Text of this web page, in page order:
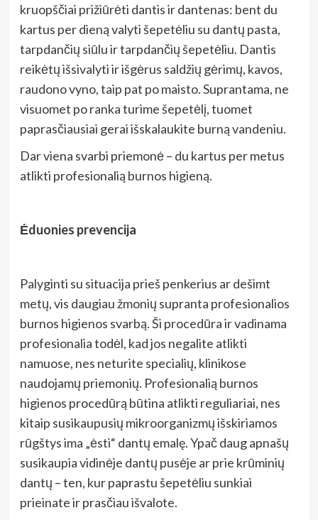
kruopščiai prižiūrėti dantis ir dantenas: bent du
kartus per dieną valyti šepetėliu su dantų pasta,
tarpdančių siūlu ir tarpdančių šepetėliu. Dantis
reikėtų išsivalyti ir išgėrus saldžių gėrimų, kavos,
raudono vyno, taip pat po maisto. Suprantama, ne
visuomet po ranka turime šepetėlį, tuomet
paprasčiausiai gerai išskalaukite burną vandeniu.
Dar viena svarbi priemonė – du kartus per metus
atlikti profesionalią burnos higieną.
Ėduonies prevencija
Palyginti su situacija prieš penkerius ar dešimt
metų, vis daugiau žmonių supranta profesionalios
burnos higienos svarbą. Ši procedūra ir vadinama
profesionalia todėl, kad jos negalite atlikti
namuose, nes neturite specialių, klinikose
naudojamų priemonių. Profesionalią burnos
higienos procedūrą būtina atlikti reguliariai, nes
kitaip susikaupusių mikroorganizmų išskiriamos
rūgštys ima „ėsti“ dantų emalę. Ypač daug apnašų
susikaupia vidinėje dantų pusėje ar prie krūminių
dantų – ten, kur paprastu šepetėliu sunkiai
prieinate ir prasčiau išvalote.